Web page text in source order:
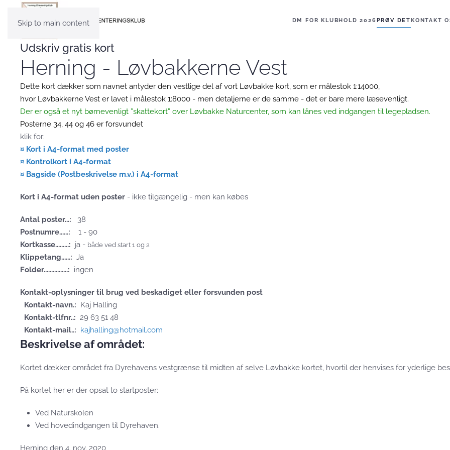
Skip to main content DM FOR KLUBHOLD 2026PRØV DETKONTAKT
Udskriv gratis kort
Herning - Løvbakkerne Vest
Dette kort dækker som navnet antyder den vestlige del af vort Løvbakke kort, som er målestok 1:14000,
hvor Løvbakkerne Vest er lavet i målestok 1:8000 - men detaljerne er de samme - det er bare mere læsevenligt.
Der er også et nyt børnevenligt ”skattekort” over Løvbakke Naturcenter, som kan lånes ved indgangen til legepladsen.
Posterne 34, 44 og 46 er forsvundet
klik for:
¤ Kort i A4-format med poster
¤ Kontrolkort i A4-format
¤ Bagside (Postbeskrivelse m.v.) i A4-format
Kort i A4-format uden poster - ikke tilgængelig - men kan købes
Antal poster...: 38
Postnumre......: 1 - 90
Kortkasse.........: ja - både ved start 1 og 2
Klippetang......: Ja
Folder................: ingen
Kontakt-oplysninger til brug ved beskadiget eller forsvunden post
Kontakt-navn.: Kaj Halling
Kontakt-tlfnr..: 29 63 51 48
Kontakt-mail..: kajhalling@hotmail.com
Beskrivelse af området:
Kortet dækker området fra Dyrehavens vestgrænse til midten af selve Løvbakke kortet, hvortil der henvises for yderlige
På kortet her er der opsat to startposter:
Ved Naturskolen
Ved hovedindgangen til Dyrehaven.
Herning den 4. nov. 2020